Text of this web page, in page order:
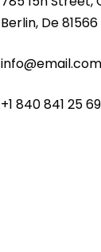
Berlin, De 81566
info@email.com
+1 840 841 25 69